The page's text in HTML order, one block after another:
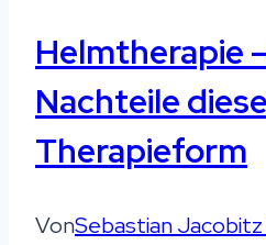
Helmtherapie
Nachteile
Therapieform
VonSebastian